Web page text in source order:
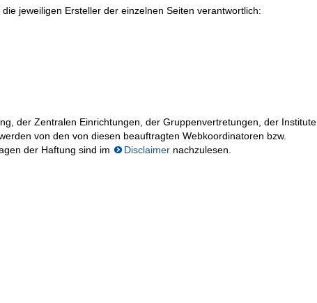
jeweiligen Ersteller der einzelnen Seiten verantwortlich:
der Zentralen Einrichtungen, der Gruppenvertretungen, der Institute,
von den von diesen beauftragten Webkoordinatoren bzw.
der Haftung sind im
Disclaimer nachzulesen.